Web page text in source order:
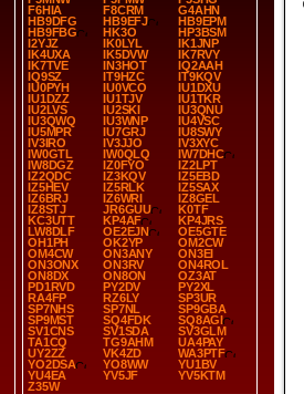
F6HIA
F8CRM
G4AHN
HB9DFG
HB9EFJ
HB9EPM
HB9FBG
HK3O
HP3BSM
I2YJZ
IK0LYL
IK1JNP
IK4UXA
IK5DVW
IK7RVY
IK7TVE
IN3HOT
IQ2AAH
IQ9SZ
IT9HZC
IT9KQV
IU0PYH
IU0VCO
IU1DXU
IU1DZZ
IU1TJV
IU1TKR
IU2LVS
IU2SKI
IU3QNU
IU3QWQ
IU3WNP
IU4VSC
IU5MPR
IU7GRJ
IU8SWY
IV3IRO
IV3JJO
IV3XYC
IW0GTL
IW0QLQ
IW7DHC
IW8DGZ
IZ0FYO
IZ2LPT
IZ2QDC
IZ3KQV
IZ5EBD
IZ5HEV
IZ5RLK
IZ5SAX
IZ6BRJ
IZ6WRI
IZ8GEL
IZ8STJ
JR6GUU
K0TF
KC3UTT
KP4AF
KP4JRS
LW8DLF
OE2EJN
OE5GTE
OH1PH
OK2YP
OM2CW
OM4CW
ON3ANY
ON3EI
ON3ONX
ON3RV
ON4ROL
ON8DX
ON8ON
OZ3AT
PD1RVD
PY2DV
PY2XL
RA4FP
RZ6LY
SP3UR
SP7NHS
SP7NL
SP9GBA
SP9MST
SQ4FDK
SQ8AGI
SV1CNS
SV1SDA
SV3GLM
TA1CQ
TG9AHM
UA4PAY
UY2ZZ
VK4ZD
WA3PTF
YO2DSA
YO8WW
YU1BV
YU4EA
YV5JF
YV5KTM
Z35W